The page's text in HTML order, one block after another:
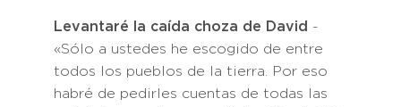
Levantaré la caída choza de David -
«Sólo a ustedes he escogido de entre
todos los pueblos de la tierra. Por eso
habré de pedirles cuentas de todas las